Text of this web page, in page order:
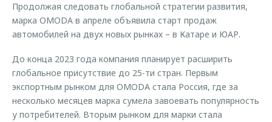
Запчасти
Трейд-ин
Калькулятор трейд-ин
Одежда и сувениры
Оригинальные аксессуары
Запчасти
Продолжая следовать глобальной стратегии развития,
марка OMODA в апреле объявила старт продаж
автомобилей на двух новых рынках – в Катаре и ЮАР.
До конца 2023 года компания планирует расширить
глобальное присутствие до 25-ти стран. Первым
экспортным рынком для OMODA стала Россия, где за
несколько месяцев марка сумела завоевать популярность
у потребителей. Вторым рынком для марки стала